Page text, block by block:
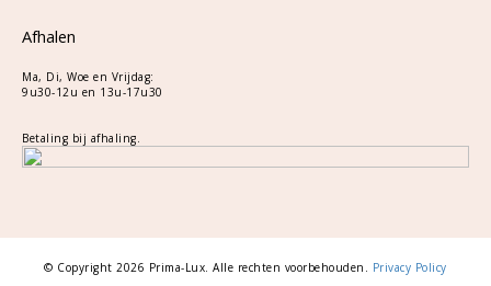
Afhalen
Ma, Di, Woe en Vrijdag:
9u30-12u en 13u-17u30
Betaling bij afhaling.
© Copyright 2026 Prima-Lux. Alle rechten voorbehouden. Privacy Policy